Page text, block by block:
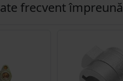
frecvent împreună